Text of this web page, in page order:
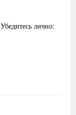
лично: